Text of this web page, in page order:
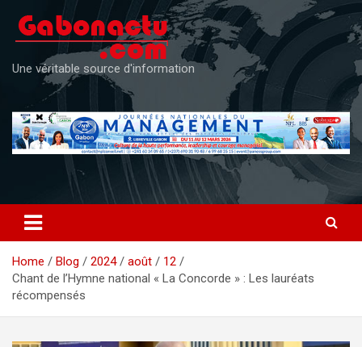
content
Une véritable source d'information
Home Blog 2024 août
12
Chant de l’Hymne national « La Concorde » : Les lauréats
récompensés